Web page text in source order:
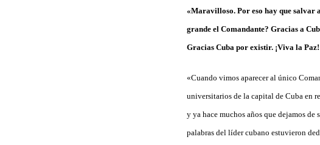
«Maravilloso. Por eso hay que salvar
grande el Comandante? Gracias a
Gracias Cuba por existir. ¡Viva la
«Cuando vimos aparecer al único
universitarios de la capital de Cuba en
y ya hace muchos años que dejamos
palabras del líder cubano estuvieron